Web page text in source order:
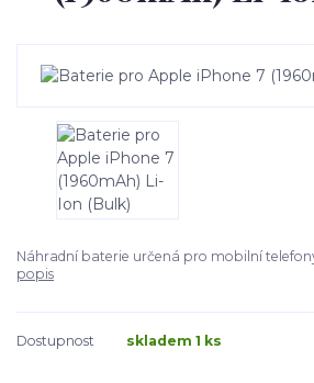
Náhradní baterie určená pro mobilní
popis
Dostupnost skladem 1 ks